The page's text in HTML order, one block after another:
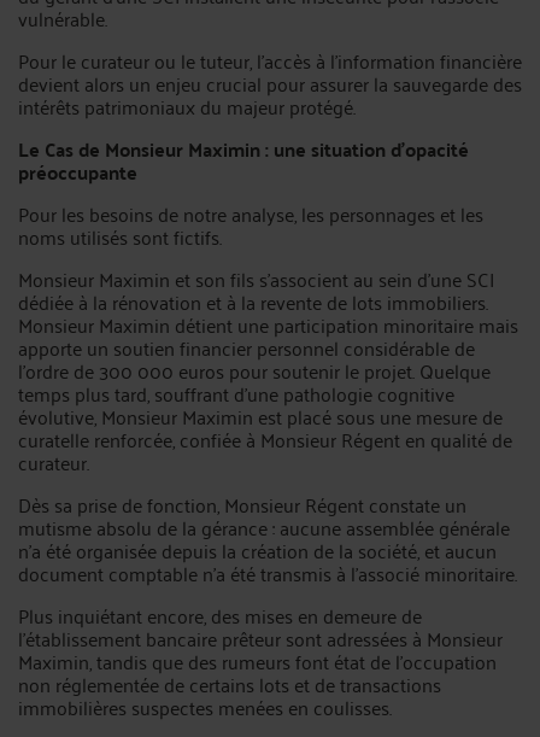
vulnérable.
Pour le curateur ou le tuteur, l'accès à l'information financière
devient alors un enjeu crucial pour assurer la sauvegarde des
intérêts patrimoniaux du majeur protégé.
Le Cas de Monsieur Maximin : une situation d'opacité
préoccupante
Pour les besoins de notre analyse, les personnages et les
noms utilisés sont fictifs.
Monsieur Maximin et son fils s'associent au sein d'une SCI
dédiée à la rénovation et à la revente de lots immobiliers.
Monsieur Maximin détient une participation minoritaire mais
apporte un soutien financier personnel considérable de
l'ordre de 300 000 euros pour soutenir le projet. Quelque
temps plus tard, souffrant d'une pathologie cognitive
évolutive, Monsieur Maximin est placé sous une mesure de
curatelle renforcée, confiée à Monsieur Régent en qualité de
curateur.
Dès sa prise de fonction, Monsieur Régent constate un
mutisme absolu de la gérance : aucune assemblée générale
n'a été organisée depuis la création de la société, et aucun
document comptable n'a été transmis à l'associé minoritaire.
Plus inquiétant encore, des mises en demeure de
l'établissement bancaire prêteur sont adressées à Monsieur
Maximin, tandis que des rumeurs font état de l'occupation
non réglementée de certains lots et de transactions
immobilières suspectes menées en coulisses.